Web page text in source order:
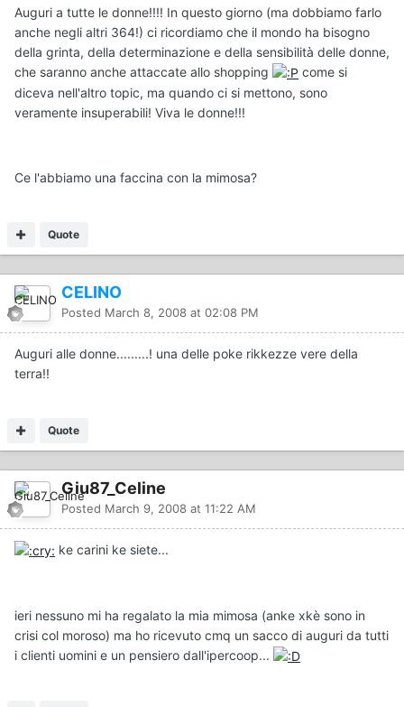
Auguri a tutte le donne!!!! In questo giorno (ma dobbiamo farlo
anche negli altri 364!) ci ricordiamo che il mondo ha bisogno
della grinta, della determinazione e della sensibilità delle donne,
che saranno anche attaccate allo shopping
come si
diceva nell'altro topic, ma quando ci si mettono, sono
veramente insuperabili! Viva le donne!!!
Ce l'abbiamo una faccina con la mimosa?
Quote
CELINO
Posted March 8, 2008 at 02:08 PM
Auguri alle donne.........! una delle poke rikkezze vere della
terra!!
Quote
Giu87_Celine
Posted March 9, 2008 at 11:22 AM
ke carini ke siete...
ieri nessuno mi ha regalato la mia mimosa (anke xkè sono in
crisi col moroso) ma ho ricevuto cmq un sacco di auguri da tutti
i clienti uomini e un pensiero dall'ipercoop...